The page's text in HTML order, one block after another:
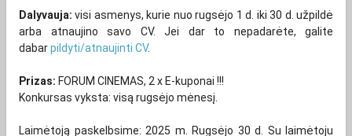
Dalyvauja: visi asmenys, kurie nuo rugsėjo 1 d. iki 30 d. užpildė
arba atnaujino savo CV. Jei dar to nepadarėte, galite
dabarpildyti/atnaujinti CV.
Prizas: FORUM CINEMAS, 2 x E-kuponai !!!
Konkursas vyksta: visą rugsėjo mėnesį.
Laimėtoją paskelbsime: 2025 m. Rugsėjo 30 d. Su laimėtoju